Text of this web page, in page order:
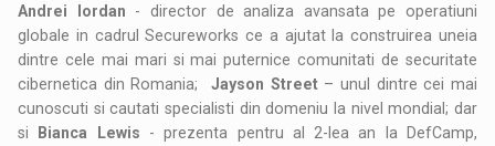
Andrei Iordan - director de analiza avansata pe operatiuni
globale in cadrul Secureworks ce a ajutat la construirea uneia
dintre cele mai mari si mai puternice comunitati de securitate
cibernetica din Romania; Jayson Street– unul dintre cei mai
cunoscuti si cautati specialisti din domeniu la nivel mondial; dar
si
Bianca Lewis - prezenta pentru al 2-lea an la DefCamp,